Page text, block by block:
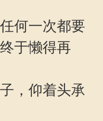
何一次都要
于懒得再
，仰着头承